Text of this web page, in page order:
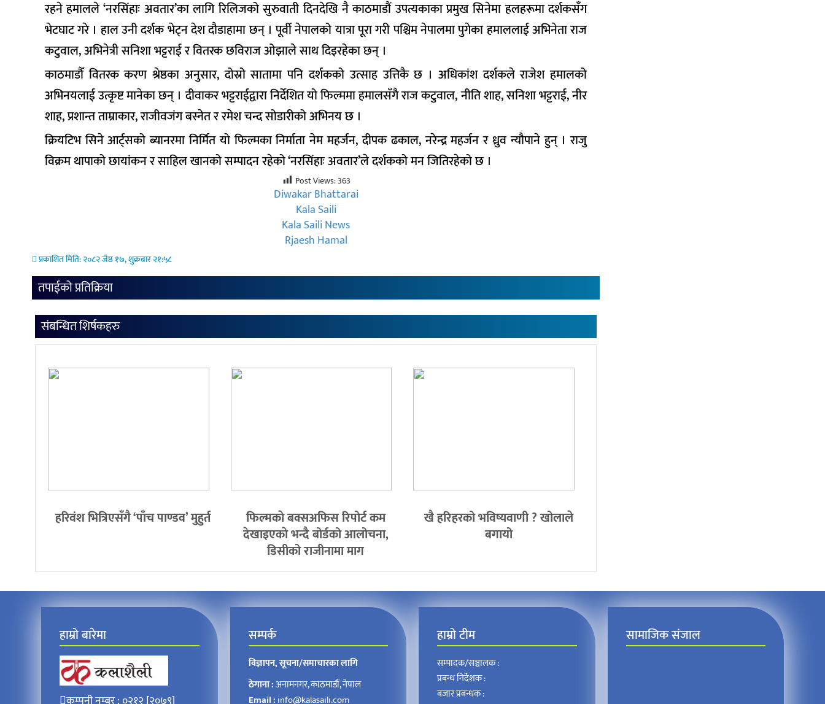
रहने हमालले ‘नरसिंहाः अवतार’का लागि रिलिजको सुरुवाती दिनदेखि नै काठमाडौं उपत्यकाका प्रमुख सिनेमा हलहरूमा दर्शकसँग
भेटघाट गरे । हाल उनी दर्शक भेट्न देश दौडाहामा छन् । पूर्वी नेपालको यात्रा पूरा गरी पश्चिम नेपालमा पुगेका हमाललाई अभिनेता राज
कटुवाल, अभिनेत्री सनिशा भट्टराई र वितरक छविराज ओझाले साथ दिइरहेका छन् ।
काठमाडौँ वितरक करण श्रेष्ठका अनुसार, दोस्रो सातामा पनि दर्शकको उत्साह उत्तिकै छ । अधिकांश दर्शकले राजेश हमालको
अभिनयलाई उत्कृष्ट मानेका छन् । दीवाकर भट्टराईद्वारा निर्देशित यो फिल्ममा हमालसँगै राज कटुवाल, नीति शाह, सनिशा भट्टराई, नीर
शाह, प्रशान्त ताम्राकार, राजीवजंग बस्नेत र रमेश चन्द सोडारीको अभिनय छ ।
क्रियटिभ सिने आर्ट्सको ब्यानरमा निर्मित यो फिल्मका निर्माता नेम महर्जन, दीपक ढकाल, नरेन्द्र महर्जन र ध्रुव न्यौपाने हुन् । राजु
विक्रम थापाको छायांकन र साहिल खानको सम्पादन रहेको ‘नरसिंहाः अवतार’ले दर्शकको मन जितिरहेको छ ।
Post Views:363
Diwakar Bhattarai
Kala Saili
Kala Saili News
Rjaesh Hamal
प्रकाशित मिति: २०८२ जेष्ठ १७, शुक्रबार २१:५८
तपाईको प्रतिक्रिया
संबन्धित शिर्षकहरु
हरिवंश भित्रिएसँगै ‘पाँच पाण्डव’ मुहुर्त फिल्मकाे बक्सअफिस रिपोर्ट कम
देखाइएकाे भन्दै बोर्डको आलोचना,
डिसीको राजीनामा माग
खै हरिहरको भविष्यवाणी ? खोलाले
बगायो
हाम्रो बारेमा सम्पर्क
विज्ञापन, सूचना/समाचारका लागि
ठेगाना :अनामनगर, काठमाडौं, नेपाल
Email : info@kalasaili.com
हाम्रो टीम
सम्पादक/सञ्चालक :
प्रबन्ध निर्देशक :
बजार प्रबन्धक :
सामाजिक संजाल